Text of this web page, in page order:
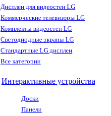
Дисплеи для видеостен LG
Коммерческие телевизоры LG
Комплекты видеостен LG
Светодиодные экраны LG
Стандартные LG дисплеи
Все категории
Интерактивные устройства
Доски
Панели